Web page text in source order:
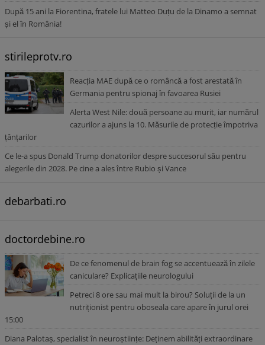
După 15 ani la Fiorentina, fratele lui Matteo Duțu de la Dinamo a semnat
și el în România!
stirileprotv.ro
Reacția MAE după ce o româncă a fost arestată în
Germania pentru spionaj în favoarea Rusiei
Alerta West Nile: două persoane au murit, iar numărul
cazurilor a ajuns la 10. Măsurile de protecție împotriva
țânțarilor
Ce le-a spus Donald Trump donatorilor despre succesorul său pentru
alegerile din 2028. Pe cine a ales între Rubio și Vance
debarbati.ro
doctordebine.ro
De ce fenomenul de brain fog se accentuează în zilele
caniculare? Explicațiile neurologului
Petreci 8 ore sau mai mult la birou? Soluții de la un
nutriționist pentru oboseala care apare în jurul orei
15:00
Diana Palotaș, specialist în neuroștiințe: Deținem abilități extraordinare